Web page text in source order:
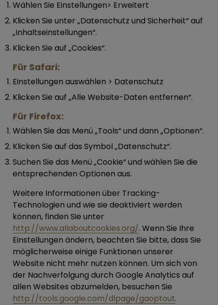
Wählen Sie Einstellungen> Erweitert
Klicken Sie unter „Datenschutz und Sicherheit“ auf
„Inhaltseinstellungen“.
Klicken Sie auf „Cookies“.
Für Safari:
Einstellungen auswählen > Datenschutz
Klicken Sie auf „Alle Website-Daten entfernen“.
Für Firefox:
Wählen Sie das Menü „Tools“ und dann „Optionen“.
Klicken Sie auf das Symbol „Datenschutz“.
Suchen Sie das Menü „Cookie“ und wählen Sie die
entsprechenden Optionen aus.
Weitere Informationen über Tracking-
Technologien und wie sie deaktiviert werden
können, finden Sie unter
http://www.allaboutcookies.org/. Wenn Sie Ihre
Einstellungen ändern, beachten Sie bitte, dass Sie
möglicherweise einige Funktionen unserer
Website nicht mehr nutzen können. Um sich von
der Nachverfolgung durch Google Analytics auf
allen Websites abzumelden, besuchen Sie
http://tools.google.com/dlpage/gaoptout.